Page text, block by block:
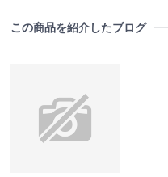
この商品を紹介したブログ